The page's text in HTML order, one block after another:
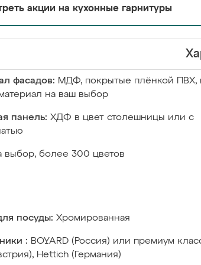
акции на кухонные гарнитуры
фасадов: МДФ, покрытые плёнкой ПВХ,
на ваш выбор
панель: ХДФ в цвет столешницы или с
выбор, более 300 цветов
посуды: Хромированная
: BOYARD (Россия) или премиум
Hettich (Германия)